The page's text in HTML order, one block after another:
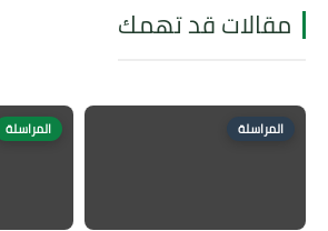
مقالات قد تهمك
المراسلة المراسلة